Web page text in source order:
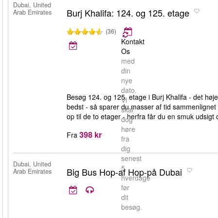
Dubai, United
Arab Emirates
Burj Khalifa: 124. og 125. etage
(36)
Kontakt
Os
med
din
nye
dato.
Vi
skal
dog
høre
fra
dig
senest
5
hverdage
før
dit
besøg.
Besøg 124. og 125. etage i Burj Khalifa - det
bedst - så sparer du masser af tid
op til de to etager - herfra får du en smuk udsigt
Fra 398 kr
Dubai, United
Arab Emirates
Big Bus Hop-af Hop-på Dubai